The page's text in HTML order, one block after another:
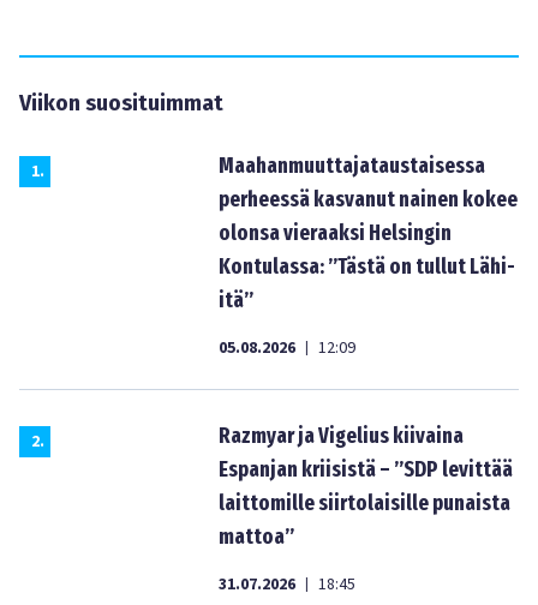
Viikon suosituimmat
1.
Maahanmuuttajataustaisessa
perheessä kasvanut nainen kokee
olonsa vieraaksi Helsingin
Kontulassa: ”Tästä on tullut Lähi-
itä”
05.08.2026 | 12:09
2.
Razmyar ja Vigelius kiivaina
Espanjan kriisistä – ”SDP levittää
laittomille siirtolaisille punaista
mattoa”
31.07.2026 | 18:45